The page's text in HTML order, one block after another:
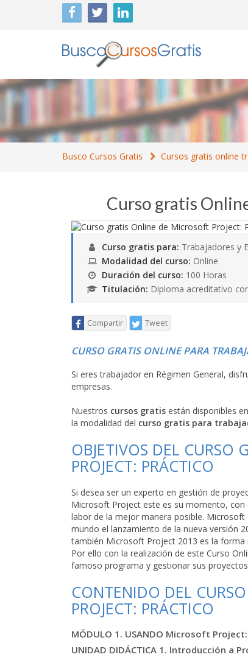
Busco Cursos Gratis Cursos gratis online
Curso gratis
Curso gratis para: Trabajadores y
Modalidad del curso: Online
Duración del curso: 100 Horas
Titulación: Diploma acreditativo
Compartir Tweet
CURSO GRATIS ONLINE PARA
Si eres trabajador en Régimen General,
empresas.
Nuestros cursos gratis están disponibles
la modalidad del curso gratis para
OBJETIVOS DEL CURSO
PROJECT: PRÁCTICO
Si desea ser un experto en gestión de
Microsoft Project este es su momento,
labor de la mejor manera posible.
mundo el lanzamiento de la nueva versión
también Microsoft Project 2013 es la forma
Por ello con la realización de este Curso
famoso programa y gestionar sus
CONTENIDO DEL
PROJECT: PRÁCTICO
MÓDULO 1. USANDO Microsoft
UNIDAD DIDÁCTICA 1. Introducción a